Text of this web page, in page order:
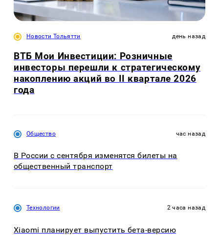
Новости Тольятти день назад
ВТБ Мои Инвестиции: Розничные
инвесторы перешли к стратегическому
накоплению акций во II квартале 2026
года
Общество час назад
В России с сентября изменятся билеты на
общественный транспорт
Технологии 2 часа назад
Xiaomi планирует выпустить бета-версию